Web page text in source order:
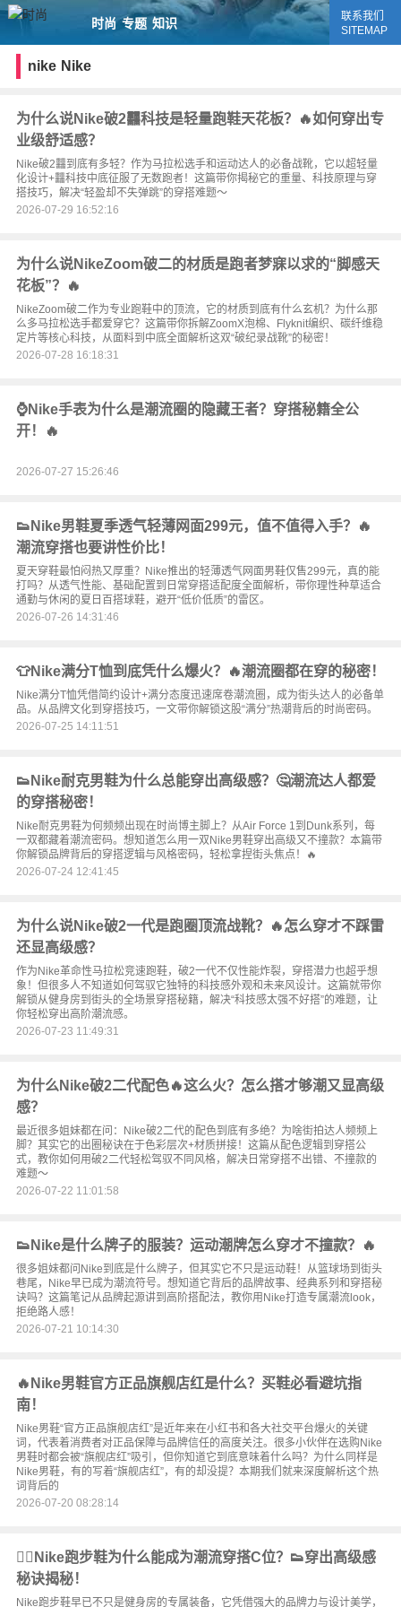
时尚 专题 知识
联系我们
SITEMAP
nike Nike
为什么说Nike破2䨻科技是轻量跑鞋天花板？🔥如何穿出专
业级舒适感？
Nike破2䨻到底有多轻？作为马拉松选手和运动达人的必备战靴，它以超轻量
化设计+䨻科技中底征服了无数跑者！这篇带你揭秘它的重量、科技原理与穿
搭技巧，解决“轻盈却不失弹跳”的穿搭难题～
2026-07-29 16:52:16
为什么说NikeZoom破二的材质是跑者梦寐以求的“脚感天
花板”？🔥
NikeZoom破二作为专业跑鞋中的顶流，它的材质到底有什么玄机？为什么那
么多马拉松选手都爱穿它？这篇带你拆解ZoomX泡棉、Flyknit编织、碳纤维稳
定片等核心科技，从面料到中底全面解析这双“破纪录战靴”的秘密！
2026-07-28 16:18:31
⌚Nikе手表为什么是潮流圈的隐藏王者？穿搭秘籍全公
开！🔥
2026-07-27 15:26:46
👟Nike男鞋夏季透气轻薄网面299元，值不值得入手？🔥
潮流穿搭也要讲性价比！
夏天穿鞋最怕闷热又厚重？Nike推出的轻薄透气网面男鞋仅售299元，真的能
打吗？从透气性能、基础配置到日常穿搭适配度全面解析，带你理性种草适合
通勤与休闲的夏日百搭球鞋，避开“低价低质”的雷区。
2026-07-26 14:31:46
👕Nike满分T恤到底凭什么爆火？🔥潮流圈都在穿的秘密！
Nike满分T恤凭借简约设计+满分态度迅速席卷潮流圈，成为街头达人的必备单
品。从品牌文化到穿搭技巧，一文带你解锁这股“满分”热潮背后的时尚密码。
2026-07-25 14:11:51
👟Nike耐克男鞋为什么总能穿出高级感？🤔潮流达人都爱
的穿搭秘密！
Nike耐克男鞋为何频频出现在时尚博主脚上？从Air Force 1到Dunk系列，每
一双都藏着潮流密码。想知道怎么用一双Nike男鞋穿出高级又不撞款？本篇带
你解锁品牌背后的穿搭逻辑与风格密码，轻松拿捏街头焦点！🔥
2026-07-24 12:41:45
为什么说Nike破2一代是跑圈顶流战靴？🔥怎么穿才不踩雷
还显高级感？
作为Nike革命性马拉松竞速跑鞋，破2一代不仅性能炸裂，穿搭潜力也超乎想
象！但很多人不知道如何驾驭它独特的科技感外观和未来风设计。这篇就带你
解锁从健身房到街头的全场景穿搭秘籍，解决“科技感太强不好搭”的难题，让
你轻松穿出高阶潮流感。
2026-07-23 11:49:31
为什么Nike破2二代配色🔥这么火？怎么搭才够潮又显高级
感？
最近很多姐妹都在问：Nike破2二代的配色到底有多绝？为啥街拍达人频频上
脚？其实它的出圈秘诀在于色彩层次+材质拼接！这篇从配色逻辑到穿搭公
式，教你如何用破2二代轻松驾驭不同风格，解决日常穿搭不出错、不撞款的
难题～
2026-07-22 11:01:58
👟Nike是什么牌子的服装？运动潮牌怎么穿才不撞款？🔥
很多姐妹都问Nike到底是什么牌子，但其实它不只是运动鞋！从篮球场到街头
巷尾，Nike早已成为潮流符号。想知道它背后的品牌故事、经典系列和穿搭秘
诀吗？这篇笔记从品牌起源讲到高阶搭配法，教你用Nike打造专属潮流look，
拒绝路人感！
2026-07-21 10:14:30
🔥Nike男鞋官方正品旗舰店红是什么？买鞋必看避坑指
南！
Nike男鞋“官方正品旗舰店红”是近年来在小红书和各大社交平台爆火的关键
词，代表着消费者对正品保障与品牌信任的高度关注。很多小伙伴在选购Nike
男鞋时都会被“旗舰店红”吸引，但你知道它到底意味着什么吗？为什么同样是
Nike男鞋，有的写着“旗舰店红”，有的却没提？本期我们就来深度解析这个热
词背后的
2026-07-20 08:28:14
🏃‍♀️Nike跑步鞋为什么能成为潮流穿搭C位？👟穿出高级感
秘诀揭秘！
Nike跑步鞋早已不只是健身房的专属装备，它凭借强大的品牌力与设计美学，